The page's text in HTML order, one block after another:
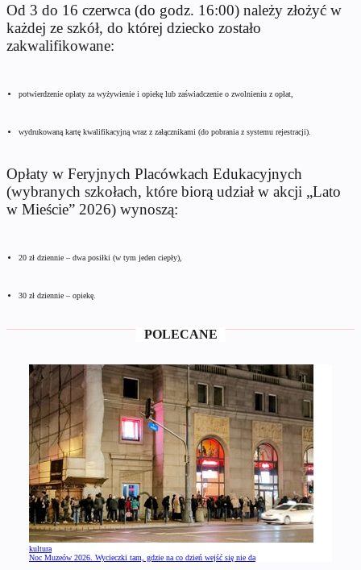
Od 3 do 16 czerwca (do godz. 16:00) należy złożyć w
każdej ze szkół, do której dziecko zostało
zakwalifikowane:
potwierdzenie opłaty za wyżywienie i opiekę lub zaświadczenie o zwolnieniu z opłat,
wydrukowaną kartę kwalifikacyjną wraz z załącznikami (do pobrania z systemu rejestracji).
Opłaty w Feryjnych Placówkach Edukacyjnych
(wybranych szkołach, które biorą udział w akcji „Lato
w Mieście” 2026) wynoszą:
20 zł dziennie – dwa posiłki (w tym jeden ciepły),
30 zł dziennie – opiekę.
POLECANE
kultura
Noc Muzeów 2026. Wycieczki tam, gdzie na co dzień wejść się nie da